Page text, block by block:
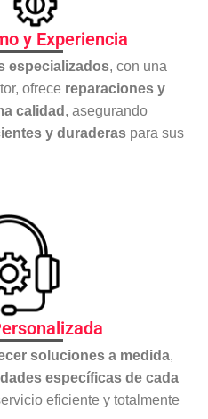
y Experiencia
especializados, con una
ofrece reparaciones y
calidad , asegurando
y duraderas para sus
soluciones a medida,
específicas de cada
eficiente y totalmente